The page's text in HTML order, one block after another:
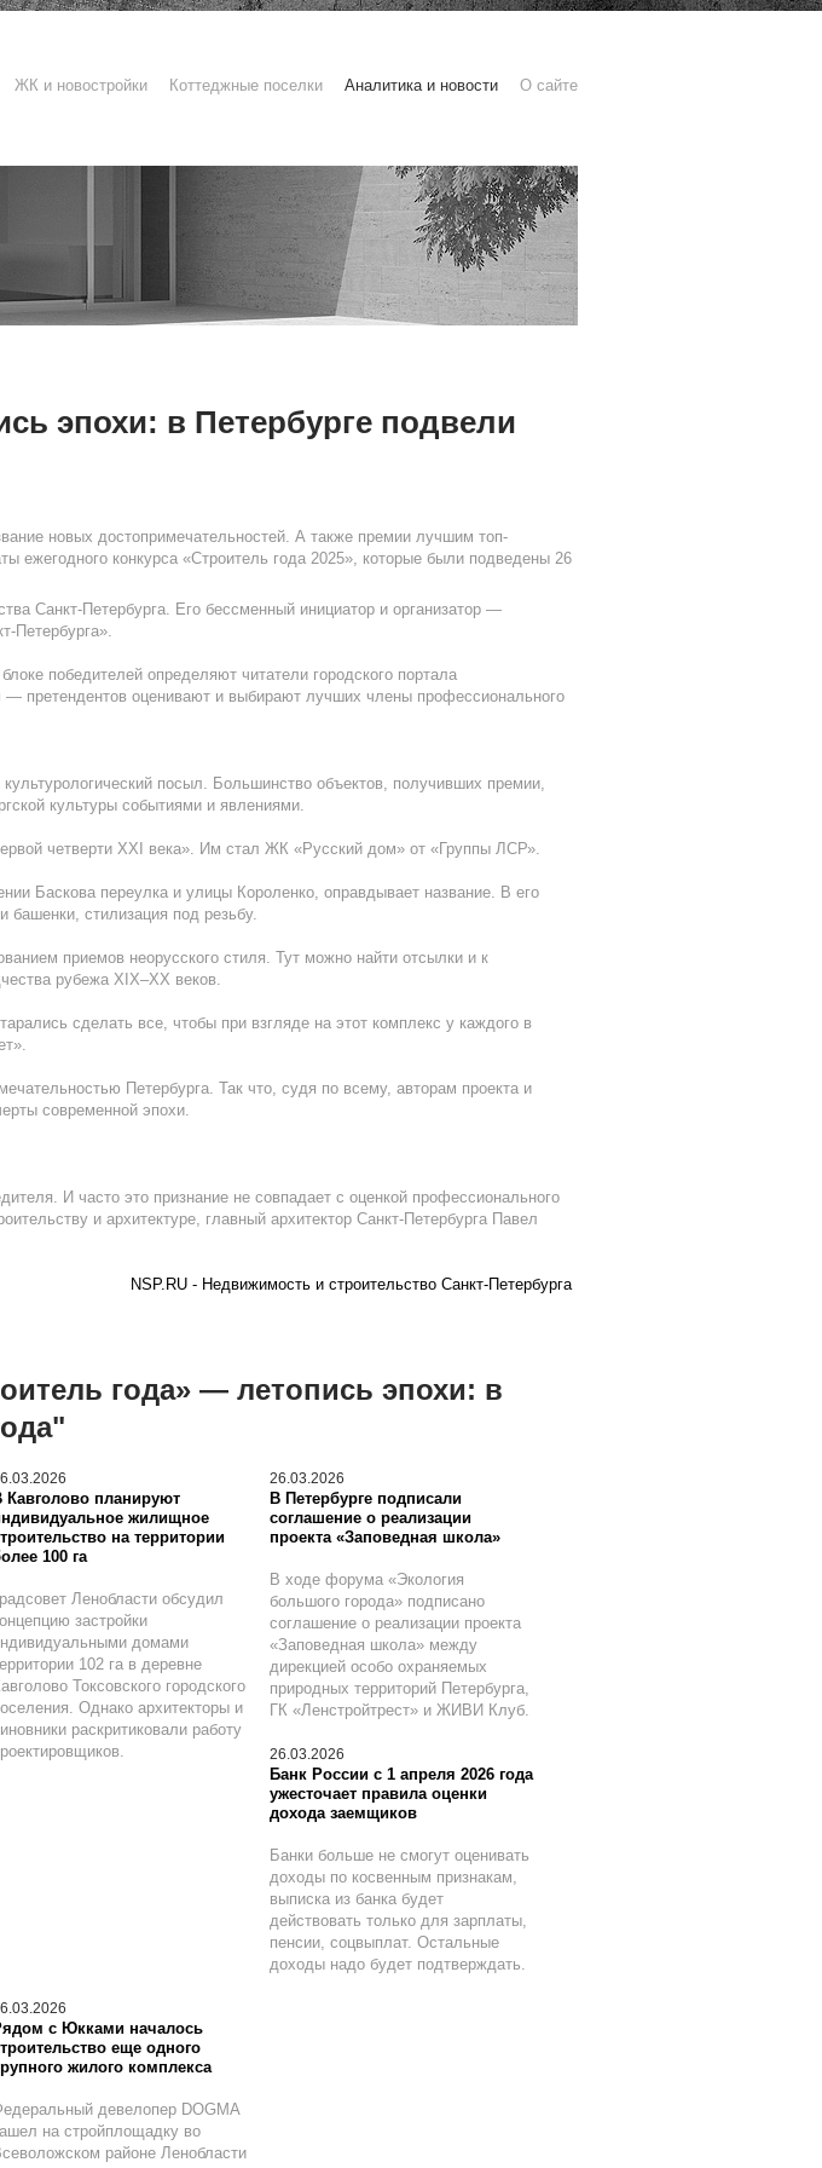
ЖК и новостройки Коттеджные поселки Аналитика и новости О сайте
эпохи: в Петербурге подвели
новых достопримечательностей. А также премии лучшим топ-
ежегодного конкурса «Строитель года 2025», которые были подведены 26
Санкт-Петербурга. Его бессменный инициатор и организатор —
Петербурга».
победителей определяют читатели городского портала
— претендентов оценивают и выбирают лучших члены профессионального
посыл. Большинство объектов, получивших премии,
культуры событиями и явлениями.
четверти XXI века». Им стал ЖК «Русский дом» от «Группы ЛСР».
Баскова переулка и улицы Короленко, оправдывает название. В его
башенки, стилизация под резьбу.
приемов неорусского стиля. Тут можно найти отсылки и к
рубежа ХIХ–ХХ веков.
сделать все, чтобы при взгляде на этот комплекс у каждого в
Петербурга. Так что, судя по всему, авторам проекта и
современной эпохи.
И часто это признание не совпадает с оценкой профессионального
и архитектуре, главный архитектор Санкт-Петербурга Павел
NSP.RU - Недвижимость и строительство Санкт-Петербурга
года» — летопись эпохи: в
Кавголово планируют
жилищное
на территории
100 га
Ленобласти обсудил
застройки
домами
102 га в деревне
Токсовского городского
Однако архитекторы и
раскритиковали работу
26.03.2026
В Петербурге подписали
соглашение о реализации
проекта «Заповедная школа»
В ходе форума «Экология
большого города» подписано
соглашение о реализации проекта
«Заповедная школа» между
дирекцией особо охраняемых
природных территорий Петербурга,
ГК «Ленстройтрест» и ЖИВИ Клуб.
26.03.2026
Банк России с 1 апреля 2026 года
ужесточает правила оценки
дохода заемщиков
Банки больше не смогут оценивать
доходы по косвенным признакам,
выписка из банка будет
действовать только для зарплаты,
пенсии, соцвыплат. Остальные
доходы надо будет подтверждать.
с Юкками началось
еще одного
жилого комплекса
девелопер DOGMA
на стройплощадку во
районе Ленобласти